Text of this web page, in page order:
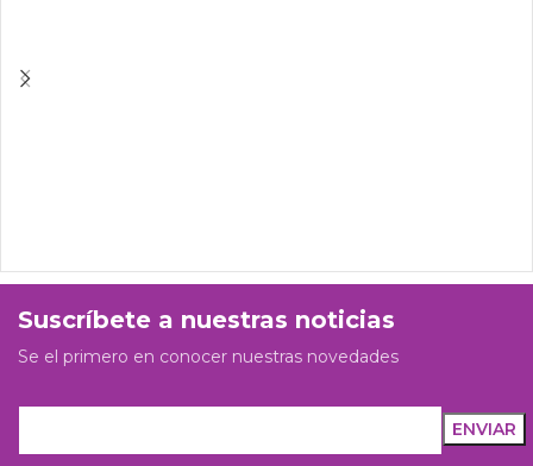
Suscríbete a nuestras noticias
Se el primero en conocer nuestras novedades